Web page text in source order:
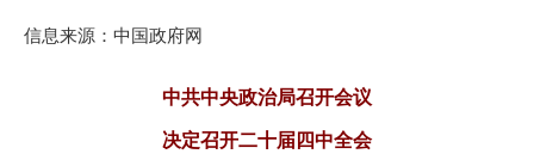
信息来源：中国政府网
中共中央政治局召开会议
决定召开二十届四中全会